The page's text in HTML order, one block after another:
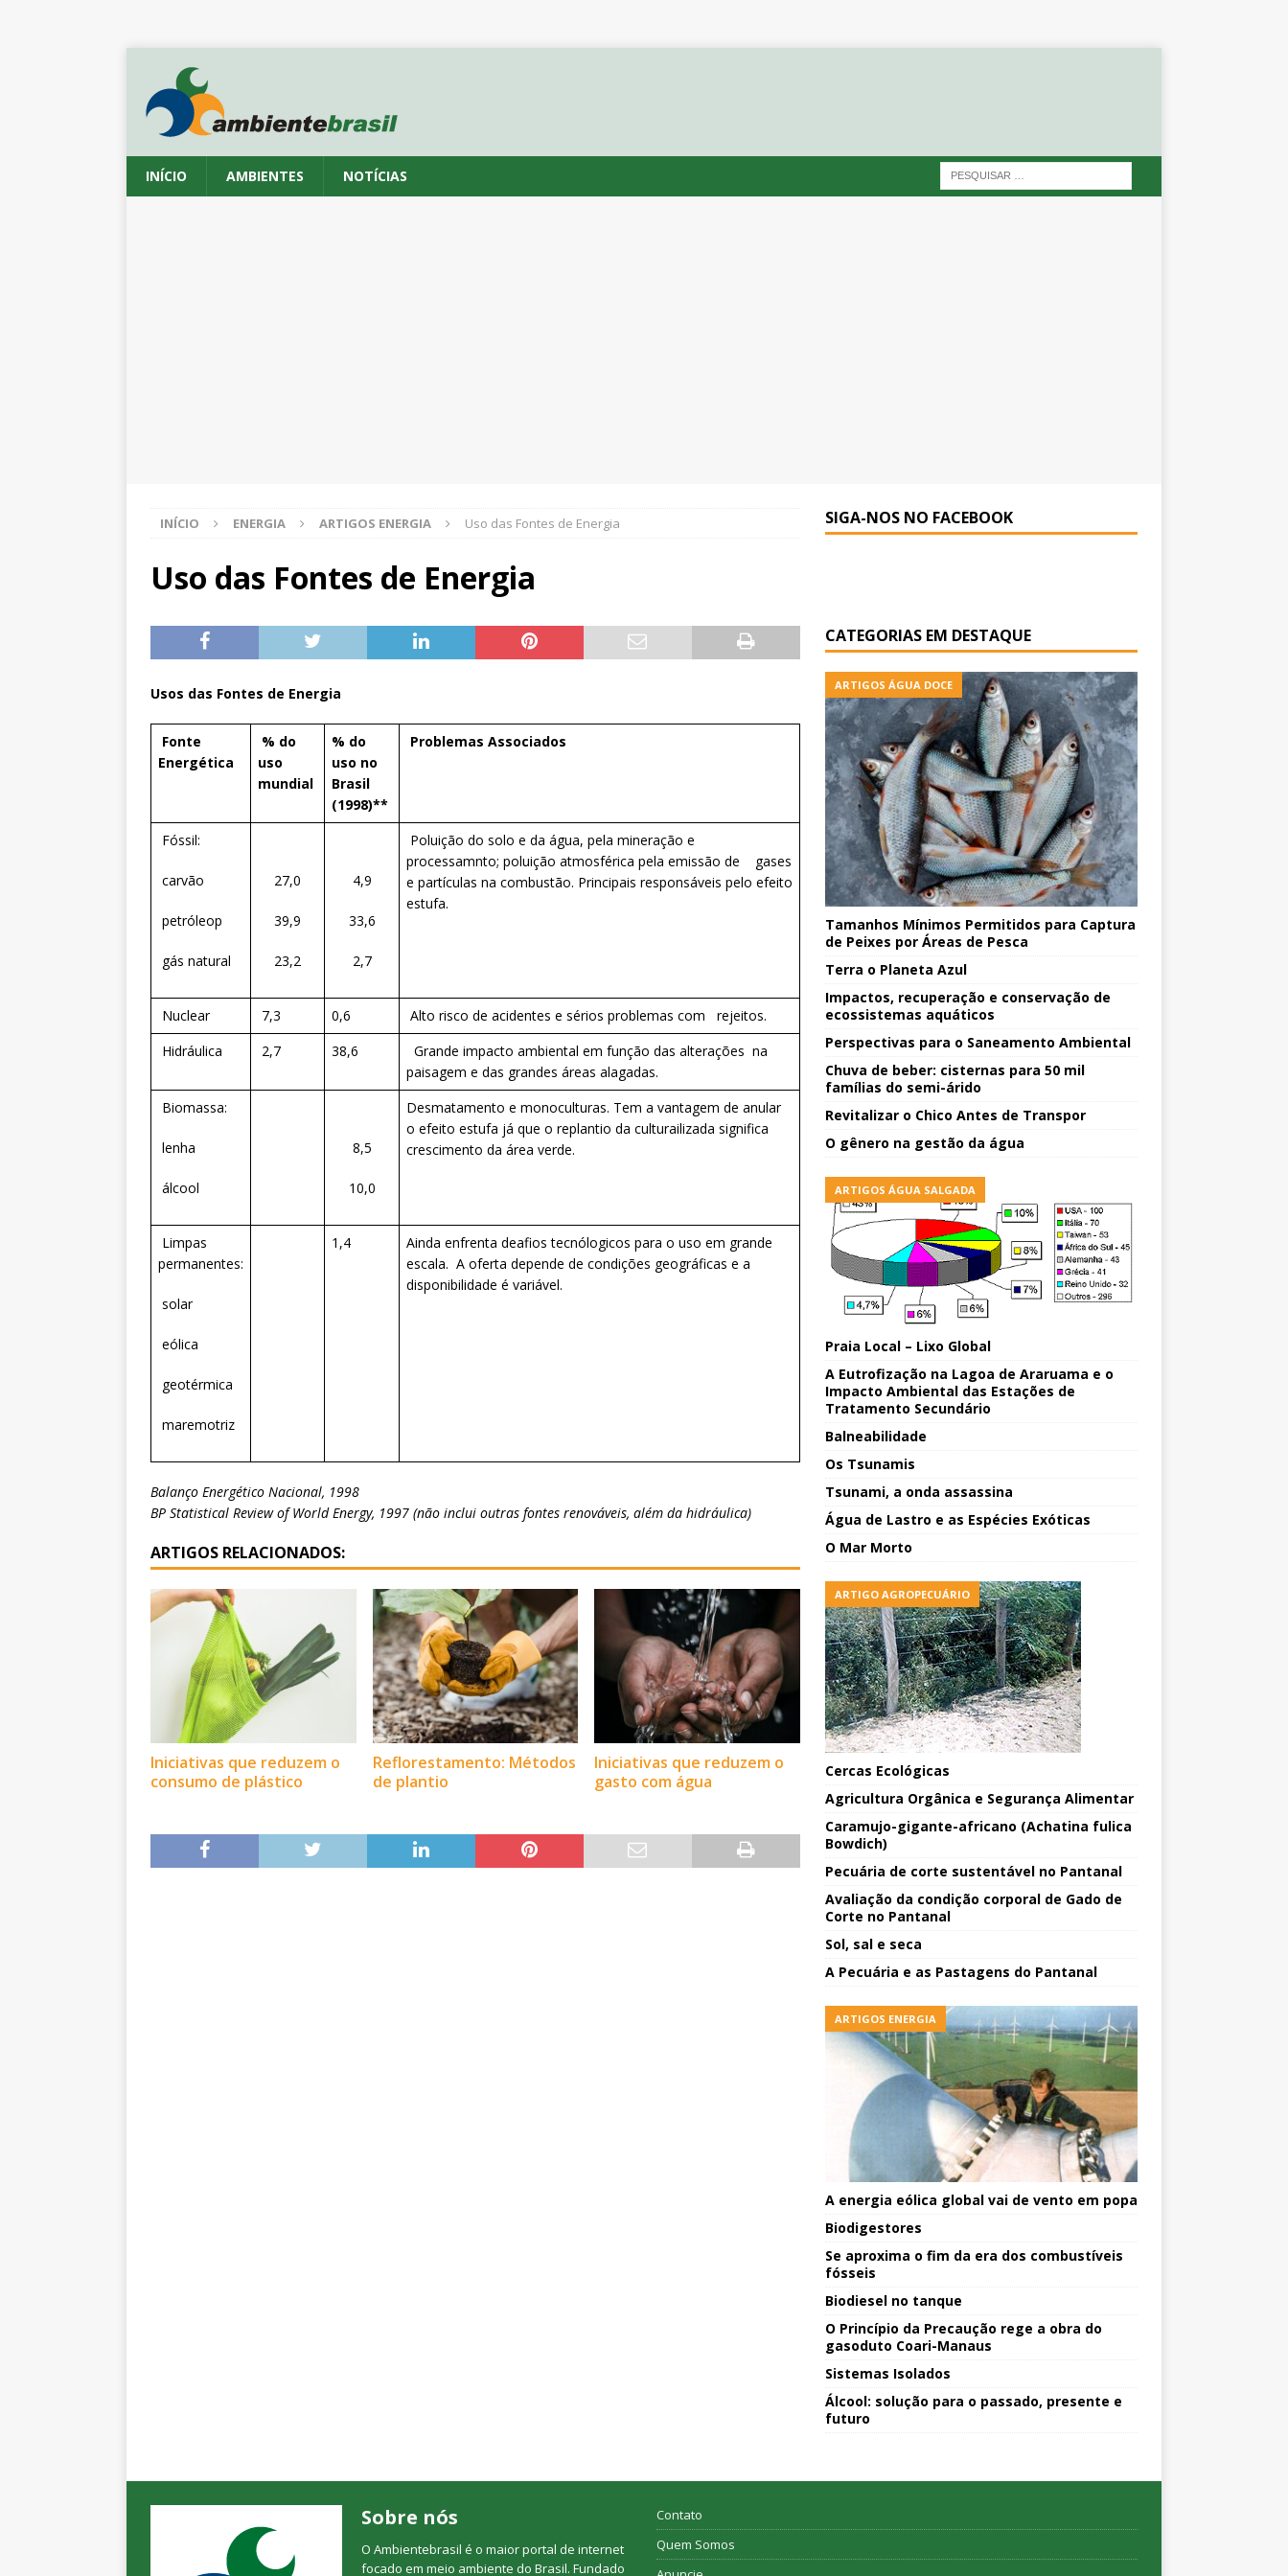
INÍCIO AMBIENTES NOTÍCIAS
INÍCIO ENERGIA ARTIGOS ENERGIA Uso das Fontes de Energia
Uso das Fontes de Energia
Usos das Fontes de Energia
Fonte
Energética
% do
uso
mundial
% do
uso no
Brasil
(1998)**
Problemas Associados
Fóssil:
carvão
petróleop
gás natural
27,0
39,9
23,2
4,9
33,6
2,7
Poluição do solo e da água, pela mineração e
processamnto; poluição atmosférica pela emissão de gases
e partículas na combustão. Principais responsáveis pelo efeito
estufa.
Nuclear 7,3 0,6
Alto risco de acidentes e sérios problemas com rejeitos.
Hidráulica
2,7 38,6
Grande impacto ambiental em função das alterações na
paisagem e das grandes áreas alagadas.
Biomassa:
lenha
álcool
8,5
10,0
Desmatamento e monoculturas. Tem a vantagem de anular
o efeito estufa já que o replantio da culturailizada significa
crescimento da área verde.
Limpas
permanentes:
solar
eólica
geotérmica
maremotriz
1,4
Ainda enfrenta deafios tecnólogicos para o uso em grande
escala. A oferta depende de condições geográficas e a
disponibilidade é variável.
Balanço Energético Nacional, 1998
BP Statistical Review of World Energy, 1997 (não inclui outras fontes renováveis, além da hidráulica)
ARTIGOS RELACIONADOS:
Iniciativas que reduzem o
consumo de plástico
Reflorestamento: Métodos
de plantio
Iniciativas que reduzem o
gasto com água
SIGA-NOS NO FACEBOOK
CATEGORIAS EM DESTAQUE
ARTIGOS ÁGUA DOCE
Tamanhos Mínimos Permitidos para Captura
de Peixes por Áreas de Pesca
Terra o Planeta Azul
Impactos, recuperação e conservação de
ecossistemas aquáticos
Perspectivas para o Saneamento Ambiental
Chuva de beber: cisternas para 50 mil
famílias do semi-árido
Revitalizar o Chico Antes de Transpor
O gênero na gestão da água
ARTIGOS ÁGUA SALGADA
Praia Local – Lixo Global
A Eutrofização na Lagoa de Araruama e o
Impacto Ambiental das Estações de
Tratamento Secundário
Balneabilidade
Os Tsunamis
Tsunami, a onda assassina
Água de Lastro e as Espécies Exóticas
O Mar Morto
ARTIGO AGROPECUÁRIO
Cercas Ecológicas
Agricultura Orgânica e Segurança Alimentar
Caramujo-gigante-africano (Achatina fulica
Bowdich)
Pecuária de corte sustentável no Pantanal
Avaliação da condição corporal de Gado de
Corte no Pantanal
Sol, sal e seca
A Pecuária e as Pastagens do Pantanal
ARTIGOS ENERGIA
A energia eólica global vai de vento em popa
Biodigestores
Se aproxima o fim da era dos combustíveis
fósseis
Biodiesel no tanque
O Princípio da Precaução rege a obra do
gasoduto Coari-Manaus
Sistemas Isolados
Álcool: solução para o passado, presente e
futuro
Sobre nós
O Ambientebrasil é o maior portal de internet
focado em meio ambiente do Brasil. Fundado
Contato
Quem Somos